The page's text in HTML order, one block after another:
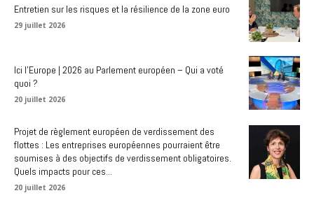
Entretien sur les risques et la résilience de la zone euro
29 juillet 2026
Ici l’Europe | 2026 au Parlement européen – Qui a voté
quoi ?
20 juillet 2026
Projet de règlement européen de verdissement des
flottes : Les entreprises européennes pourraient être
soumises à des objectifs de verdissement obligatoires.
Quels impacts pour ces...
20 juillet 2026